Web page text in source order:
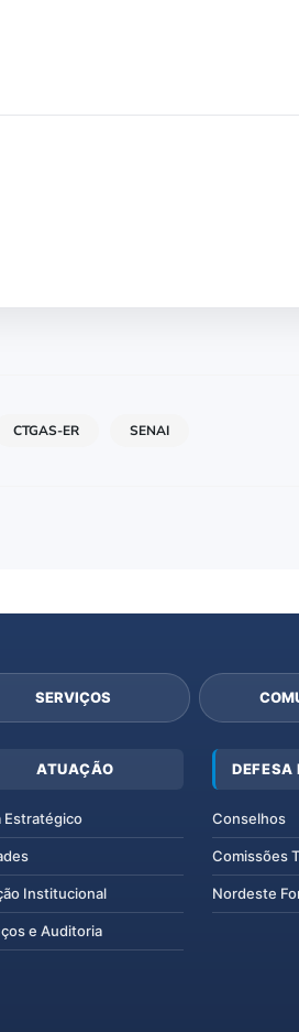
CTGAS-ER SENAI
SERVIÇOS
ATUAÇÃO
Estratégico
Institucional
e Auditoria
DEFESA
Conselhos
Comissões
Nordeste